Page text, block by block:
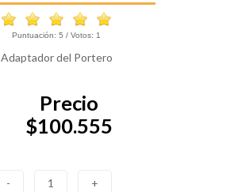
Puntuación: 5 / Votos: 1
Adaptador del Portero
Precio
$100.555
- 1 +